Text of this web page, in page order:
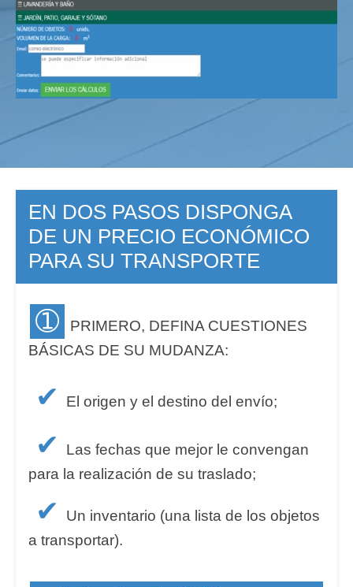
EN DOS PASOS DISPONGA
DE UN PRECIO ECONÓMICO
PARA SU TRANSPORTE
➀
PRIMERO, DEFINA CUESTIONES
BÁSICAS DE SU MUDANZA:
✔ El origen y el destino del envío;
✔
Las fechas que mejor le convengan
para la realización de su traslado;
✔
Un inventario (una lista de los objetos
a transportar).